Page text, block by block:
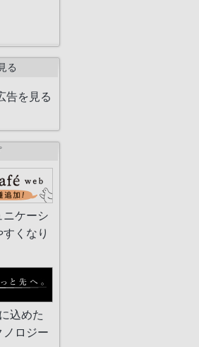
る
告を見る
ニケーシ
すくなり
込めた
ノロジー